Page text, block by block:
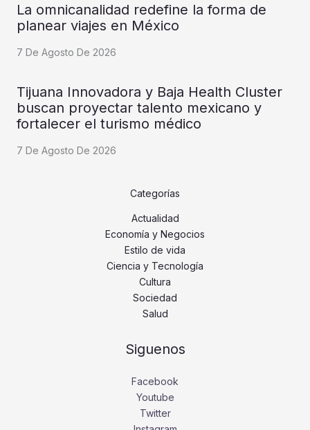
La omnicanalidad redefine la forma de
planear viajes en México
7 De Agosto De 2026
Tijuana Innovadora y Baja Health Cluster
buscan proyectar talento mexicano y
fortalecer el turismo médico
7 De Agosto De 2026
Categorías
Actualidad
Economía y Negocios
Estilo de vida
Ciencia y Tecnología
Cultura
Sociedad
Salud
Siguenos
Facebook
Youtube
Twitter